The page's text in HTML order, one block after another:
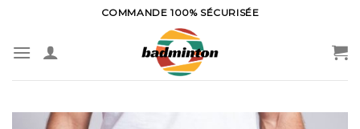
content
COMMANDE 100% SÉCURISÉE